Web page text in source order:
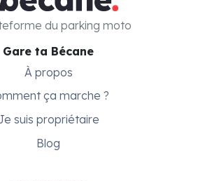
Gare ta Bécane
À propos
ça marche ?
suis propriétaire
Blog
du parking moto